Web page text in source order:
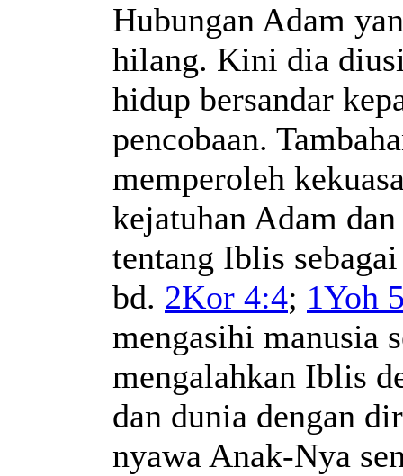
Hubungan Adam
hilang. Kini dia
hidup bersandar
pencobaan.
memperoleh
kejatuhan Adam
tentang Iblis
bd. 2Kor 4:4; 1Yoh
mengasihi manusia
mengalahkan Iblis
dan dunia dengan
nyawa Anak-Nya